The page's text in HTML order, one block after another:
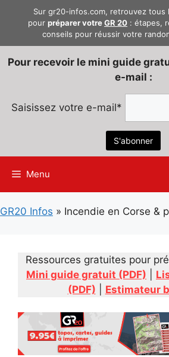
Sur gr20-infos.com, retrouvez tous
pour préparer votreGR 20 : étapes,
conseils pour réussir votre
Pour recevoir le mini guide
e-mail :
Saisissez votre e-mail*
Menu
GR20 Infos » Incendie en Corse &
Ressources gratuites pour
Mini guide gratuit (PDF)
(PDF)
Estimateur